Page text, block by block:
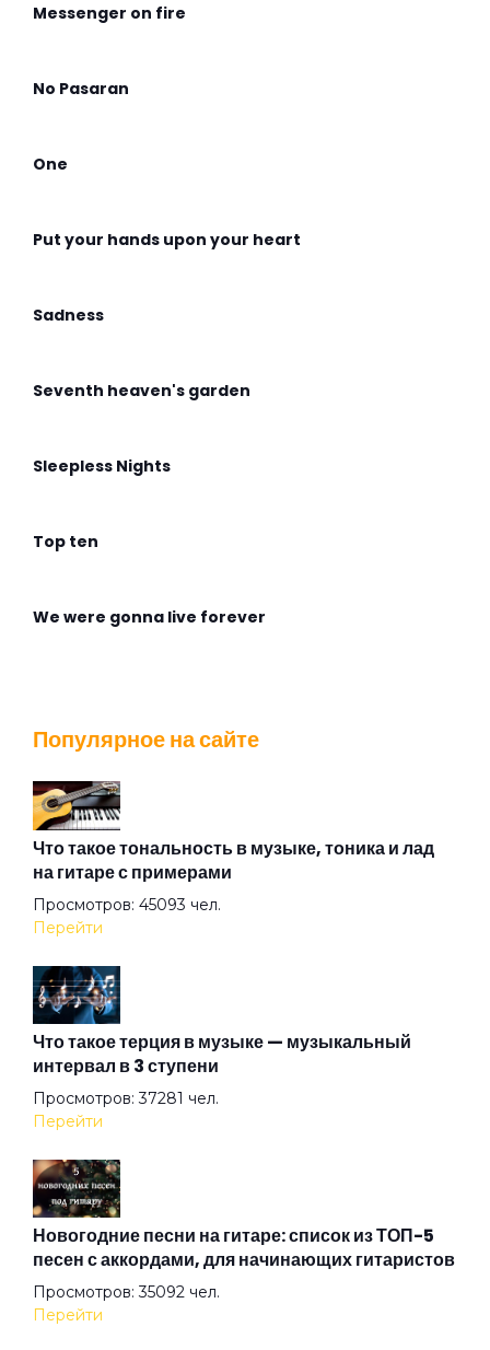
Messenger on fire
No Pasaran
One
Put your hands upon your heart
Sadness
Seventh heaven's garden
Sleepless Nights
Top ten
We were gonna live forever
Алиса
Алмазная душа
Амазонка
Ангел на свече
Ангел
Арена
Популярное на сайте
Что такое тональность в музыке, тоника и лад
на гитаре с примерами
Просмотров: 45093 чел.
Перейти
Что такое терция в музыке — музыкальный
интервал в 3 ступени
Просмотров: 37281 чел.
Перейти
Новогодние песни на гитаре: список из ТОП-5
песен с аккордами, для начинающих гитаристов
Просмотров: 35092 чел.
Перейти